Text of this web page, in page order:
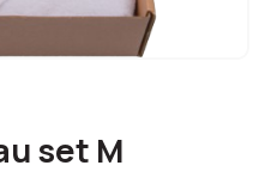
set M